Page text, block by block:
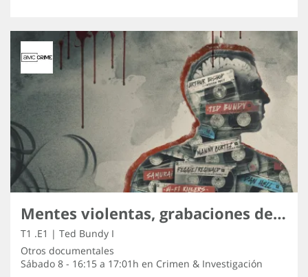
Mentes violentas, grabaciones de los asesinos
T1 .E1 | Ted Bundy I
Otros documentales
Sábado 8 - 16:15 a 17:01h en Crimen & Investigación